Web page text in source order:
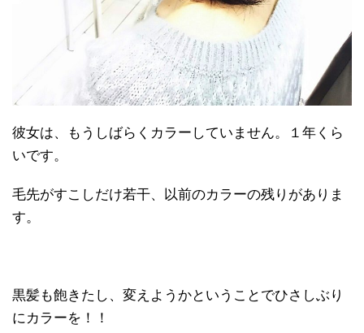
彼女は、もうしばらくカラーしていません。１年くら
いです。
毛先がすこしだけ若干、以前のカラーの残りがありま
す。
黒髪も飽きたし、変えようかということでひさしぶり
にカラーを！！